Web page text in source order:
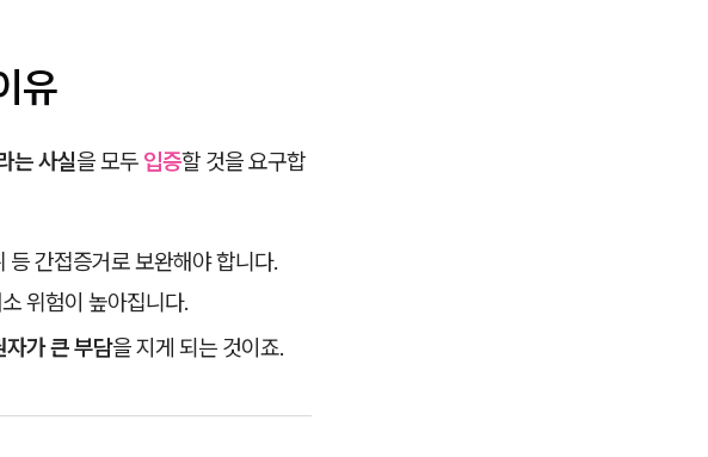
유
는 사실을 모두 입증할 것을 요구합
간접증거로 보완해야 합니다.
위험이 높아집니다.
자가 큰 부담을 지게 되는 것이죠.